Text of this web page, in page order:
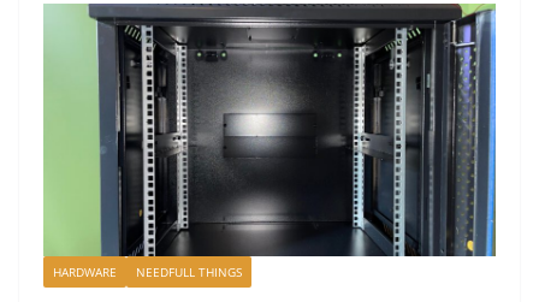
HARDWARE NEEDFULL THINGS